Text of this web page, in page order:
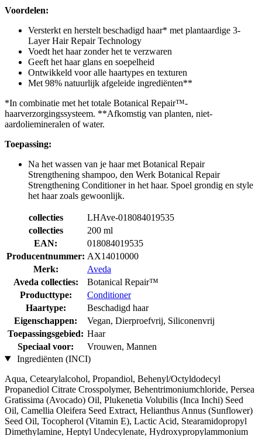
Voordelen:
Versterkt en herstelt beschadigd haar* met plantaardige 3-
Layer Hair Repair Technology
Voedt het haar zonder het te verzwaren
Geeft het haar glans en soepelheid
Ontwikkeld voor alle haartypes en texturen
Met 98% natuurlijk afgeleide ingrediënten**
*In combinatie met het totale Botanical Repair™-
haarverzorgingssysteem. **Afkomstig van planten, niet-
aardoliemineralen of water.
Toepassing:
Na het wassen van je haar met Botanical Repair
Strengthening shampoo, den Werk Botanical Repair
Strengthening Conditioner in het haar. Spoel grondig en style
het haar zoals gewoonlijk.
collecties
LHAve-018084019535
collecties
200 ml
EAN:
018084019535
Producentnummer: AX14010000
Merk:
Aveda
Aveda collecties:
Botanical Repair™
Producttype:
Conditioner
Haartype:
Beschadigd haar
Eigenschappen:
Vegan, Dierproefvrij, Siliconenvrij
Toepassingsgebied: Haar
Speciaal voor:
Vrouwen, Mannen
Ingrediënten (INCI)
Aqua, Cetearylalcohol, Propandiol, Behenyl/Octyldodecyl
Propanediol Citrate Crosspolymer, Behentrimoniumchloride, Persea
Gratissima (Avocado) Oil, Plukenetia Volubilis (Inca Inchi) Seed
Oil, Camellia Oleifera Seed Extract, Helianthus Annus (Sunflower)
Seed Oil, Tocopherol (Vitamin E), Lactic Acid, Stearamidopropyl
Dimethylamine, Heptyl Undecylenate, Hydroxypropylammonium